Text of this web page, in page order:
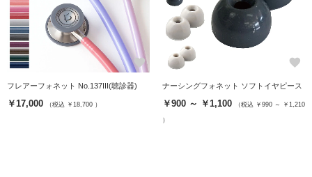
favorite
フレアーフォネット No.137III(聴診器)
￥17,000 （税込 ￥18,700 ）
favorite
ナーシングフォネット ソフトイヤピース
￥900 ～ ￥1,100 （税込 ￥990 ～ ￥1,210
）